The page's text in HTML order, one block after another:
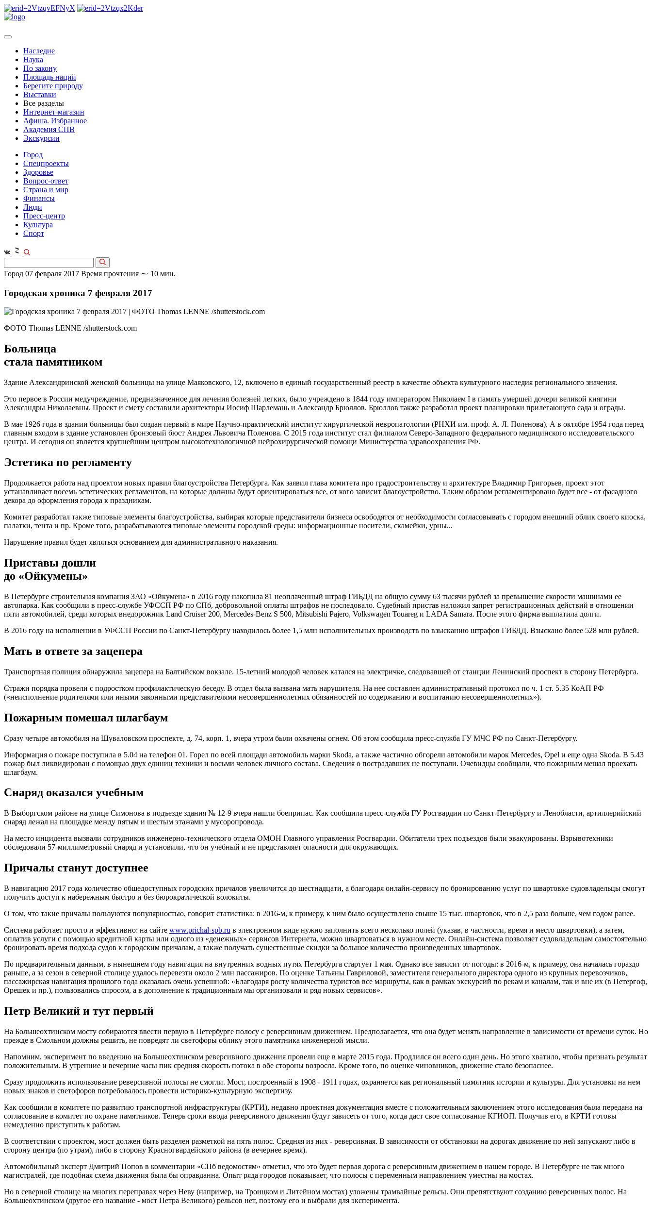
Наследие
Наука
По закону
Площадь наций
Берегите природу
Выставки
Все разделы
Интернет-магазин
Афиша. Избранное
Академия СПВ
Экскурсии
Город
Спецпроекты
Здоровье
Вопрос-ответ
Страна и мир
Финансы
Люди
Пресс-центр
Культура
Спорт
Город 07 февраля 2017 Время прочтения ⁓ 10 мин.
Городская хроника 7 февраля 2017
ФОТО Thomas LENNE /shutterstock.com
Больница
стала памятником
Здание Александринской женской больницы на улице Маяковского, 12, включено в единый государственный реестр в качестве объекта культурного наследия регионального значения.
Это первое в России медучреждение, предназначенное для лечения болезней легких, было учреждено в 1844 году императором Николаем I в память умершей дочери великой княгини
Александры Николаевны. Проект и смету составили архитекторы Иосиф Шарлемань и Александр Брюллов. Брюллов также разработал проект планировки прилегающего сада и ограды.
В мае 1926 года в здании больницы был создан первый в мире Научно-практический институт хирургической невропатологии (РНХИ им. проф. А. Л. Поленова). А в октябре 1954 года перед
главным входом в здание установлен бронзовый бюст Андрея Львовича Поленова. С 2015 года институт стал филиалом Северо-Западного федерального медицинского исследовательского
центра. И сегодня он является крупнейшим центром высокотехнологичной нейрохирургической помощи Министерства здравоохранения РФ.
Эстетика по регламенту
Продолжается работа над проектом новых правил благоустройства Петербурга. Как заявил глава комитета про градостроительству и архитектуре Владимир Григорьев, проект этот
устанавливает восемь эстетических регламентов, на которые должны будут ориентироваться все, от кого зависит благоустройство. Таким образом регламентировано будет все - от фасадного
декора до оформления города к праздникам.
Комитет разработал также типовые элементы благоустройства, выбирая которые представители бизнеса освободятся от необходимости согласовывать с городом внешний облик своего киоска,
палатки, тента и пр. Кроме того, разрабатываются типовые элементы городской среды: информационные носители, скамейки, урны...
Нарушение правил будет являться основанием для административного наказания.
Приставы дошли
до «Ойкумены»
В Петербурге строительная компания ЗАО «Ойкумена» в 2016 году накопила 81 неоплаченный штраф ГИБДД на общую сумму 63 тысячи рублей за превышение скорости машинами ее
автопарка. Как сообщили в пресс-службе УФССП РФ по СПб, добровольной оплаты штрафов не последовало. Судебный пристав наложил запрет регистрационных действий в отношении
пяти автомобилей, среди которых внедорожник Land Cruiser 200, Mercedes-Benz S 500, Mitsubishi Pajero, Volkswagen Touareg и LADA Samara. После этого фирма выплатила долги.
В 2016 году на исполнении в УФССП России по Санкт-Петербургу находилось более 1,5 млн исполнительных производств по взысканию штрафов ГИБДД. Взыскано более 528 млн рублей.
Мать в ответе за зацепера
Транспортная полиция обнаружила зацепера на Балтийском вокзале. 15-летний молодой человек катался на электричке, следовавшей от станции Ленинский проспект в сторону Петербурга.
Стражи порядка провели с подростком профилактическую беседу. В отдел была вызвана мать нарушителя. На нее составлен административный протокол по ч. 1 ст. 5.35 КоАП РФ
(«неисполнение родителями или иными законными представителями несовершеннолетних обязанностей по содержанию и воспитанию несовершеннолетних»).
Пожарным помешал шлагбаум
Сразу четыре автомобиля на Шуваловском проспекте, д. 74, корп. 1, вчера утром были охвачены огнем. Об этом сообщила пресс-служба ГУ МЧС РФ по Санкт-Петербургу.
Информация о пожаре поступила в 5.04 на телефон 01. Горел по всей площади автомобиль марки Skoda, а также частично обгорели автомобили марок Mercedes, Opel и еще одна Skoda. В 5.43
пожар был ликвидирован с помощью двух единиц техники и восьми человек личного состава. Сведения о пострадавших не поступали. Очевидцы сообщали, что пожарным мешал проехать
шлагбаум.
Снаряд оказался учебным
В Выборгском районе на улице Симонова в подъезде здания № 12-9 вчера нашли боеприпас. Как сообщила пресс-служба ГУ Росгвардии по Санкт-Петербургу и Ленобласти, артиллерийский
снаряд лежал на площадке между пятым и шестым этажами у мусоропровода.
На место инцидента вызвали сотрудников инженерно-технического отдела ОМОН Главного управления Росгвардии. Обитатели трех подъездов были эвакуированы. Взрывотехники
обследовали 57-миллиметровый снаряд и установили, что он учебный и не представляет опасности для окружающих.
Причалы станут доступнее
В навигацию 2017 года количество общедоступных городских причалов увеличится до шестнадцати, а благодаря онлайн-сервису по бронированию услуг по швартовке судовладельцы смогут
получить доступ к набережным быстро и без бюрократической волокиты.
О том, что такие причалы пользуются популярностью, говорит статистика: в 2016-м, к примеру, к ним было осуществлено свыше 15 тыс. швартовок, что в 2,5 раза больше, чем годом ранее.
Система работает просто и эффективно: на сайте www.prichal-spb.ru в электронном виде нужно заполнить всего несколько полей (указав, в частности, время и место швартовки), а затем,
оплатив услуги с помощью кредитной карты или одного из «денежных» сервисов Интернета, можно швартоваться в нужном месте. Онлайн-система позволяет судовладельцам самостоятельно
бронировать время подхода судов к городским причалам, а также получать существенные скидки за большое количество произведенных швартовок.
По предварительным данным, в нынешнем году навигация на внутренних водных путях Петербурга стартует 1 мая. Однако все зависит от погоды: в 2016-м, к примеру, она началась гораздо
раньше, а за сезон в северной столице удалось перевезти около 2 млн пассажиров. По оценке Татьяны Гавриловой, заместителя генерального директора одного из крупных перевозчиков,
пассажирская навигация прошлого года оказалась очень успешной: «Благодаря росту количества туристов все маршруты, как в рамках экскурсий по рекам и каналам, так и вне их (в Петергоф,
Орешек и пр.), пользовались спросом, а в дополнение к традиционным мы организовали и ряд новых сервисов».
Петр Великий и тут первый
На Большеохтинском мосту собираются ввести первую в Петербурге полосу с реверсивным движением. Предполагается, что она будет менять направление в зависимости от времени суток. Но
прежде в Смольном должны решить, не повредят ли светофоры облику этого памятника инженерной мысли.
Напомним, эксперимент по введению на Большеохтинском реверсивного движения провели еще в марте 2015 года. Продлился он всего один день. Но этого хватило, чтобы признать результат
положительным. В утренние и вечерние часы пик средняя скорость потока в обе стороны возросла. Кроме того, по оценке чиновников, движение стало безопаснее.
Сразу продолжить использование реверсивной полосы не смогли. Мост, построенный в 1908 - 1911 годах, охраняется как региональный памятник истории и культуры. Для установки на нем
новых знаков и светофоров потребовалось провести историко-культурную экспертизу.
Как сообщили в комитете по развитию транспортной инфраструктуры (КРТИ), недавно проектная документация вместе с положительным заключением этого исследования была передана на
согласование в комитет по охране памятников. Теперь сроки ввода реверсивного движения будут зависеть от того, когда даст свое согласование КГИОП. Получив его, в КРТИ готовы
немедленно приступить к работам.
В соответствии с проектом, мост должен быть разделен разметкой на пять полос. Средняя из них - реверсивная. В зависимости от обстановки на дорогах движение по ней запускают либо в
сторону центра (по утрам), либо в сторону Красногвардейского района (в вечернее время).
Автомобильный эксперт Дмитрий Попов в комментарии «СПб ведомостям» отметил, что это будет первая дорога с реверсивным движением в нашем городе. В Петербурге не так много
магистралей, где подобная схема движения была бы оправданна. Опыт ряда городов показывает, что полосы с переменным направлением уместны на мостах.
Но в северной столице на многих переправах через Неву (например, на Троицком и Литейном мостах) уложены трамвайные рельсы. Они препятствуют созданию реверсивных полос. На
Большеохтинском (другое его название - мост Петра Великого) рельсов нет, поэтому его и выбрали для эксперимента.